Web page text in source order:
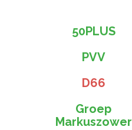
50PLUS
PVV
D66
Groep
Markuszower